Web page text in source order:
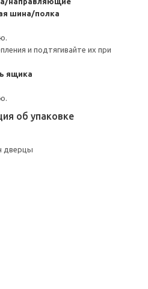
шина/полка
и подтягивайте их при
ящика
об упаковке
дверцы